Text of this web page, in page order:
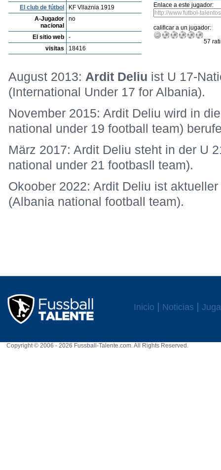
El club de fútbol
KF Vllaznia 1919
A-Jugador
nacional
no
El sitio web
-
visitas
18416
Enlace a este jugador:
calificar a un jugador:
57
August 2013: Ardit Deliu ist U 17-
(International Under 17 for Albania).
November 2015: Ardit Deliu wird in
national under 19 football team)
März 2017: Ardit Deliu steht in der U
national under 21 footbasll team).
Okoober 2022: Ardit Deliu ist
(Albania national football team).
Inicio Noticias
Copyright © 2006 - 2026 Fussball-Talente.com. All Rights Reserved.